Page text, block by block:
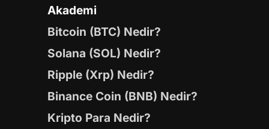
Akademi
Bitcoin (BTC) Nedir?
Solana (SOL) Nedir?
Ripple (Xrp) Nedir?
Binance Coin (BNB) Nedir?
Kripto Para Nedir?